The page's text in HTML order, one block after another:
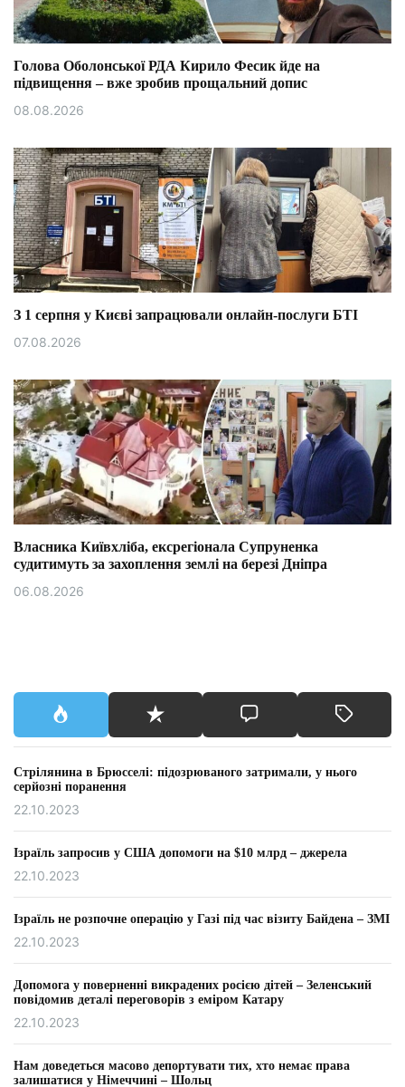
Голова Оболонської РДА Кирило Фесик йде на
підвищення – вже зробив прощальний допис
08.08.2026
З 1 серпня у Києві запрацювали онлайн-послуги БТІ
07.08.2026
Власника Київхліба, ексрегіонала Супруненка
судитимуть за захоплення землі на березі Дніпра
06.08.2026
Стрілянина в Брюсселі: підозрюваного затримали, у нього
серйозні поранення
22.10.2023
Ізраїль запросив у США допомоги на $10 млрд – джерела
22.10.2023
Ізраїль не розпочне операцію у Газі під час візиту Байдена – ЗМІ
22.10.2023
Допомога у поверненні викрадених росією дітей – Зеленський
повідомив деталі переговорів з еміром Катару
22.10.2023
Нам доведеться масово депортувати тих, хто немає права
залишатися у Німеччині – Шольц